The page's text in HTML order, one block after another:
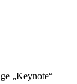
„Keynote“